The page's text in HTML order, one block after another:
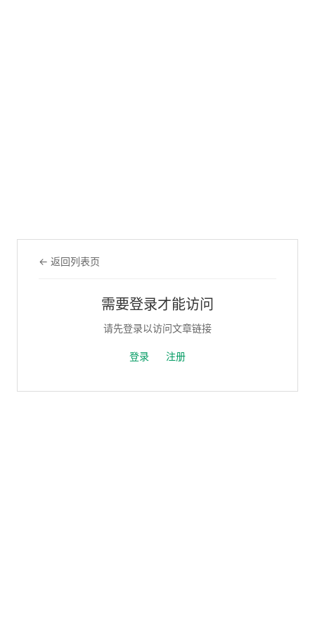
← 返回列表页
需要登录才能访问
请先登录以访问文章链接
登录 注册